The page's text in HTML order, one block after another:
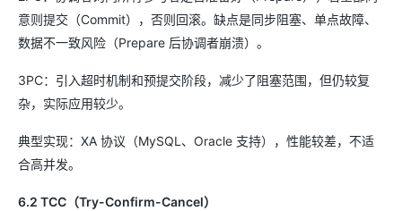
意则提交（Commit），否则回滚。缺点是同步阻塞、单点故障、
数据不一致风险（Prepare 后协调者崩溃）。
3PC：引入超时机制和预提交阶段，减少了阻塞范围，但仍较复
杂，实际应用较少。
典型实现：XA 协议（MySQL、Oracle 支持），性能较差，不适
合高并发。
6.2 TCC（Try-Confirm-Cancel）